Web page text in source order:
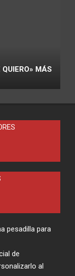
MÁS
pesadilla para
de
al